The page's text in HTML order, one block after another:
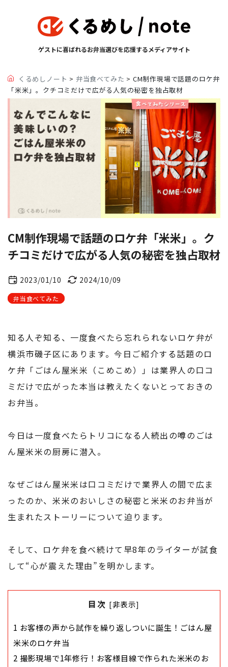
ゲストに喜ばれるお弁当選びを応援するメディアサイト
くるめしノート > 弁当食べてみた > CM制作現場で話題のロケ弁
「米米」。クチコミだけで広がる人気の秘密を独占取材
CM制作現場で話題のロケ弁「米米」。ク
チコミだけで広がる人気の秘密を独占取材
2023/01/10 2024/10/09
弁当食べてみた
知る人ぞ知る、一度食べたら忘れられないロケ弁が
横浜市磯子区にあります。今日ご紹介する話題のロ
ケ弁「ごはん屋米米（こめこめ）」は業界人の口コ
ミだけで広がった本当は教えたくないとっておきの
お弁当。
今日は一度食べたらトリコになる人続出の噂のごは
ん屋米米の厨房に潜入。
なぜごはん屋米米は口コミだけで業界人の間で広ま
ったのか、米米のおいしさの秘密と米米のお弁当が
生まれたストーリーについて迫ります。
そして、ロケ弁を食べ続けて早8年のライターが試食
して“心が震えた理由”を明かします。
目次 [非表示]
1 お客様の声から試作を繰り返しついに誕生！ごはん屋
米米のロケ弁当
2 撮影現場で1年修行！お客様目線で作られた米米のお